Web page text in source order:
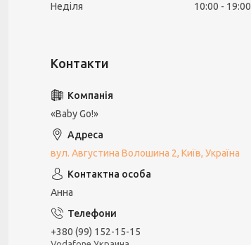
Неділя
10:00 19:00
«Baby Go!»
вул. Августина Волошина 2, Київ, Україна
Анна
+380 (99) 152-15-15